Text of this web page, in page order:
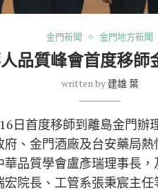
金門新聞 金門地方新聞
品質峰會首度移師
written by 建雄 葉
日首度移師到離島金門辦
、金門酒廠及台安藥局
品質學會盧彥瑞理事長
院長、工管系張秉宸主